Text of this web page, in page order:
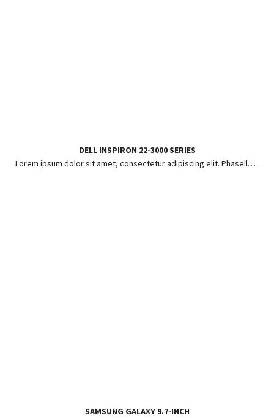
DELL INSPIRON 22-3000 SERIES
Lorem ipsum dolor sit amet, consectetur adipiscing elit. Phasellus ut risus pharetra, posuere enim in, hendrerit lorem.
SAMSUNG GALAXY 9.7-INCH